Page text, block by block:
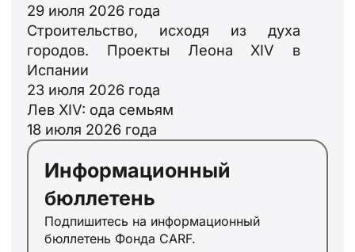
29 июля 2026 года
Строительство, исходя из духа
городов. Проекты Леона XIV в
Испании
23 июля 2026 года
Лев XIV: ода семьям
18 июля 2026 года
Информационный
бюллетень
Подпишитесь на информационный
бюллетень Фонда CARF.
JA